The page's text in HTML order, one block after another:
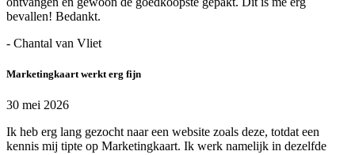
bevallen! Bedankt.
- Chantal van Vliet
Marketingkaart werkt erg fijn
30 mei 2026
Ik heb erg lang gezocht naar een website zoals deze, totdat een
kennis mij tipte op Marketingkaart. Ik werk namelijk in dezelfde